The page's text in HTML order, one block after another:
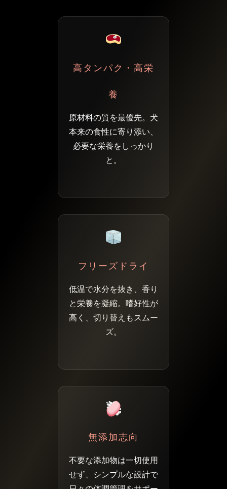
高タンパク・高栄
養
原材料の質を最優先。犬
本来の食性に寄り添い、
必要な栄養をしっかり
と。
フリーズドライ
低温で水分を抜き、香り
と栄養を凝縮。嗜好性が
高く、切り替えもスムー
ズ。
無添加志向
不要な添加物は一切使用
せず、シンプルな設計で